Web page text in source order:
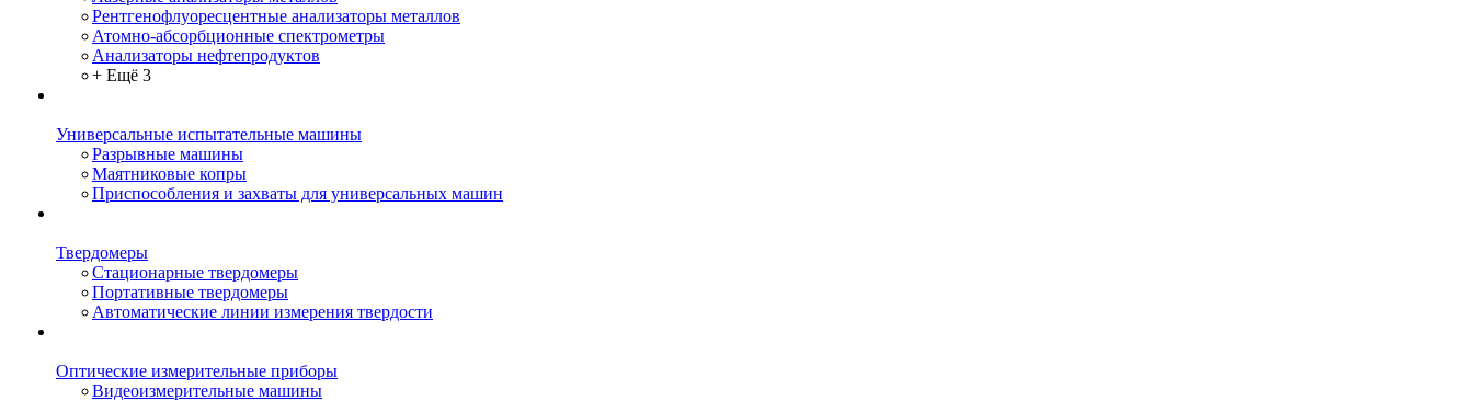
Рентгенофлуоресцентные анализаторы металлов
Атомно-абсорбционные спектрометры
Анализаторы нефтепродуктов
+ Ещё 3
Универсальные испытательные машины
Разрывные машины
Маятниковые копры
Приспособления и захваты для универсальных машин
Твердомеры
Стационарные твердомеры
Портативные твердомеры
Автоматические линии измерения твердости
Оптические измерительные приборы
Видеоизмерительные машины